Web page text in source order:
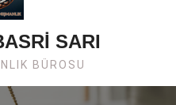
SARI
BÜROSU